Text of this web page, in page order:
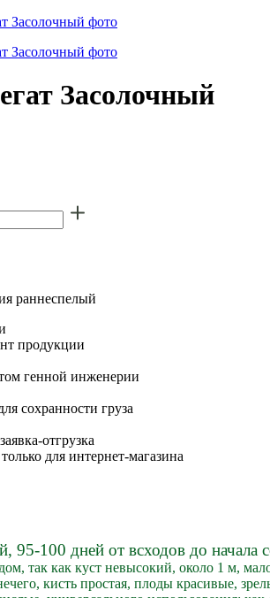
Засолочный
раннеспелый
продукции
генной инженерии
сохранности груза
отгрузка
для интернет-магазина
95-100 дней от всходов до начала
так как куст невысокий, около 1 м,
кисть простая, плоды красивые,